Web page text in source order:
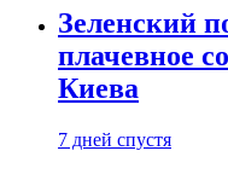
Зеленский
плачевное
Киева
7 дней спустя